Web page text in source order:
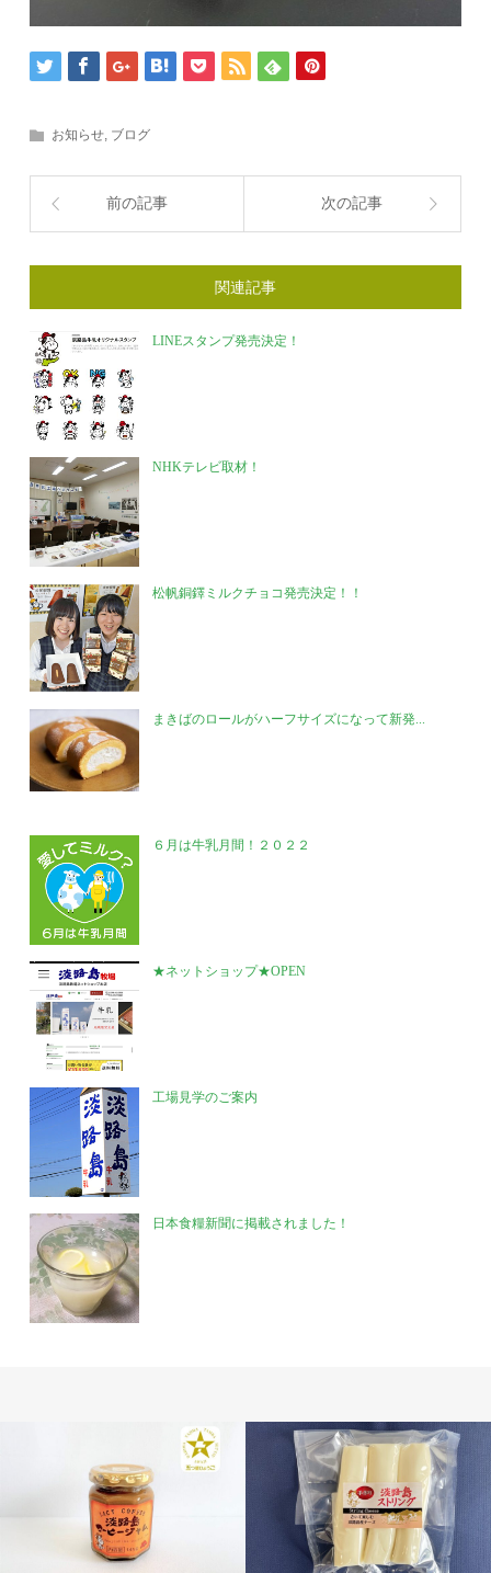
お知らせ, ブログ
前の記事 次の記事
関連記事
LINEスタンプ発売決定！
NHKテレビ取材！
松帆銅鐸ミルクチョコ発売決定！！
まきばのロールがハーフサイズになって新発...
６月は牛乳月間！２０２２
★ネットショップ★OPEN
工場見学のご案内
日本食糧新聞に掲載されました！
チーズ